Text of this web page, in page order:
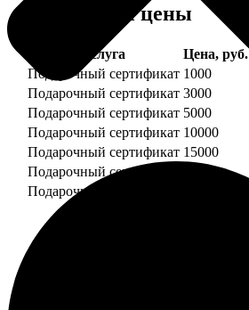
Форматы и цены
Услуга
Цена, руб.
Подарочный сертификат 1000
Подарочный сертификат 3000
Подарочный сертификат 5000
Подарочный сертификат 10000
Подарочный сертификат 15000
Подарочный сертификат
20000
Подарочный сертификат
Этапы работы